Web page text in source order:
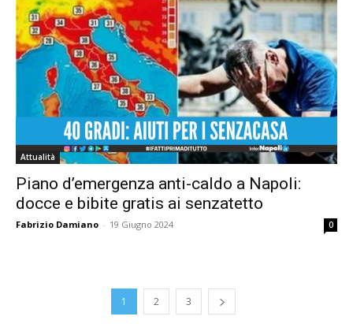
Attualità
Piano d’emergenza anti-caldo a Napoli:
docce e bibite gratis ai senzatetto
Fabrizio Damiano - 19 Giugno 2024 0
1 2 3